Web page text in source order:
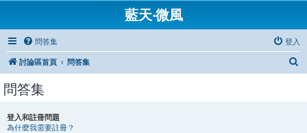
藍天‧微風
問答集 登入
討論區首頁 問答集
問答集
登入和註冊問題
為什麼我需要註冊？